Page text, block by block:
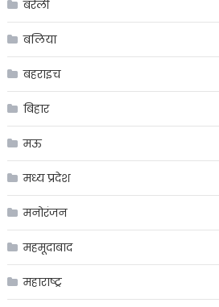
बरेली
बलिया
बहराइच
बिहार
मऊ
मध्य प्रदेश
मनोरंजन
महमूदाबाद
महाराष्ट्र